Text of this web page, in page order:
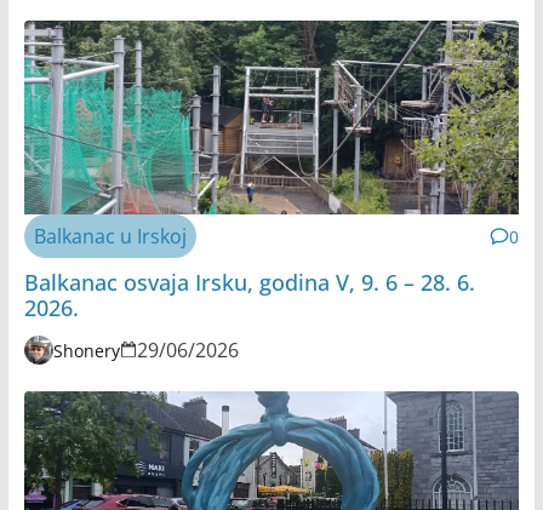
Balkanac u Irskoj 0
Balkanac osvaja Irsku, godina V, 9. 6 – 28. 6.
2026.
Shonery 29/06/2026